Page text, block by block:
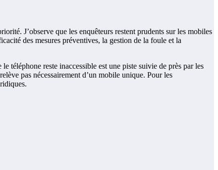
J’observe que les enquêteurs restent prudents sur les mobiles
des mesures préventives, la gestion de la foule et la
téléphone reste inaccessible est une piste suivie de près par les
pas nécessairement d’un mobile unique. Pour les